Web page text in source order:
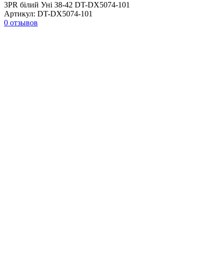
3PR білий Уні 38-42 DT-DX5074-101
Артикул: DT-DX5074-101
0 отзывов